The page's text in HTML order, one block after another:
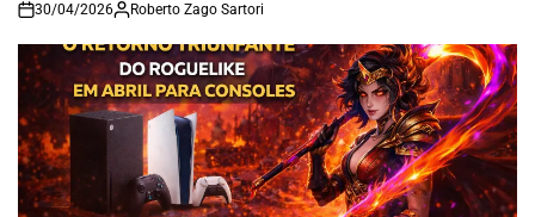
on
30/04/2026 Roberto Zago Sartori